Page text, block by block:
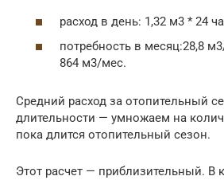
расход в день: 1,32 м3 * 24
потребность в месяц:28,8
864 м3/мес.
Средний расход за отопительный
длительности — умножаем на
пока длится отопительный сезон.
Этот расчет — приблизительный. В